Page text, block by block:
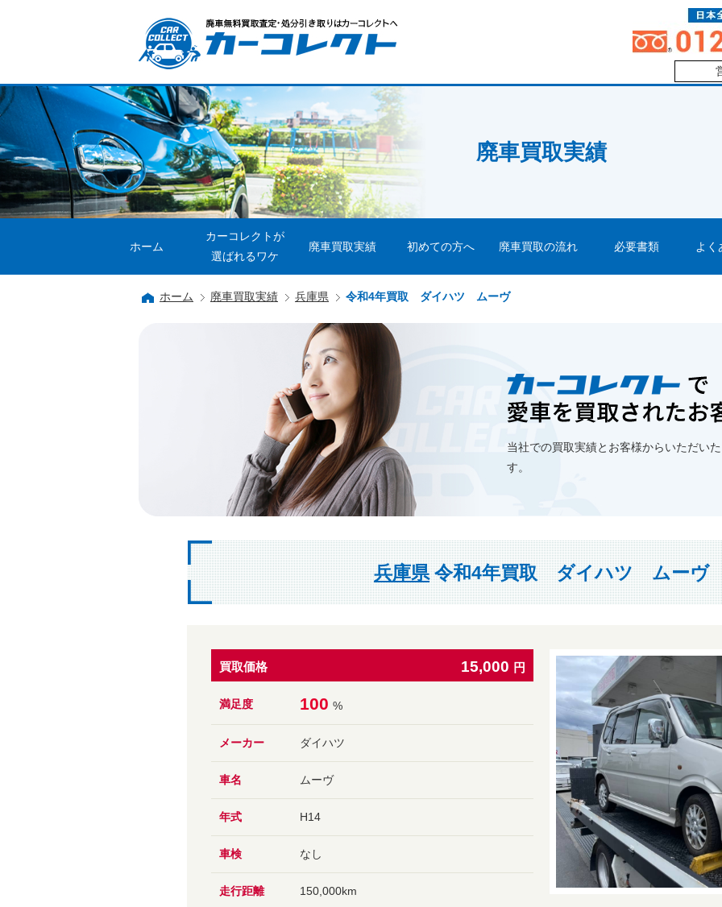
廃車買取実績
ホーム
カーコレクトが
選ばれるワケ
廃車買取実績 初めての方へ 廃車買取の流れ 必要書類 よく
ホーム 廃車買取実績 兵庫県 令和4年買取 ダイハツ ムーヴ
当社での買取実績とお客様からいただい
す。
兵庫県令和4年買取 ダイハツ ムーヴ
買取価格 15,000 円
満足度 100 %
メーカー ダイハツ
車名 ムーヴ
年式 H14
車検 なし
走行距離 150,000km